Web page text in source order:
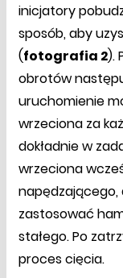
inicjatory
sposób, aby
(fotografia 2).
obrotów
uruchomienie
wrzeciona za
dokładnie w
wrzeciona
napędzającego,
zastosować
stałego. Po
proces cięcia.